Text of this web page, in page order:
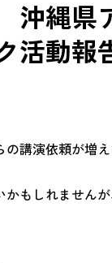
縄県
活動報
講演依頼が増え
もしれません